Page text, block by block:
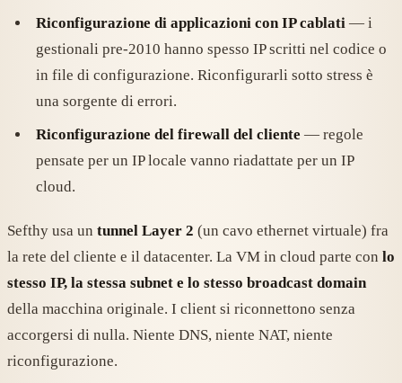
Riconfigurazione di applicazioni con IP cablati — i
gestionali pre-2010 hanno spesso IP scritti nel codice o
in file di configurazione. Riconfigurarli sotto stress è
una sorgente di errori.
Riconfigurazione del firewall del cliente — regole
pensate per un IP locale vanno riadattate per un IP
cloud.
Sefthy usa un tunnel Layer 2 (un cavo ethernet virtuale) fra
la rete del cliente e il datacenter. La VM in cloud parte con lo
stesso IP, la stessa subnet e lo stesso broadcast domain
della macchina originale. I client si riconnettono senza
accorgersi di nulla. Niente DNS, niente NAT, niente
riconfigurazione.